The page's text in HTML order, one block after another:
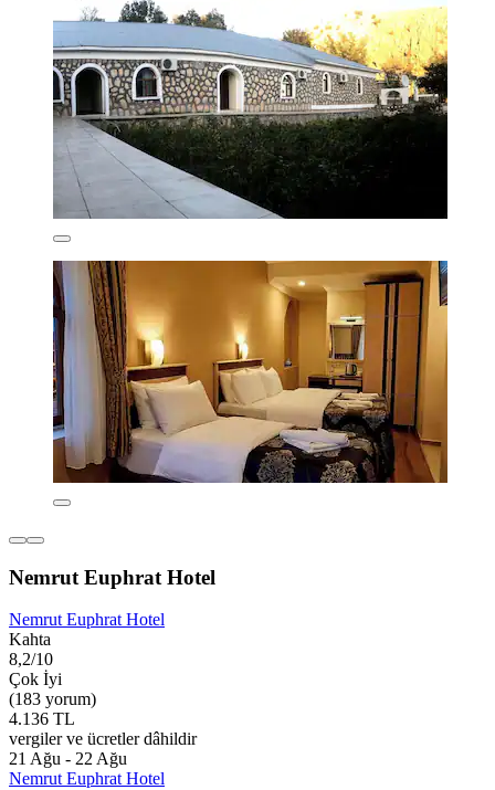
Nemrut Euphrat Hotel
Nemrut Euphrat Hotel
Kahta
8,2/10
Çok İyi
(183 yorum)
4.136 TL
vergiler ve ücretler dâhildir
21 Ağu - 22 Ağu
Nemrut Euphrat Hotel